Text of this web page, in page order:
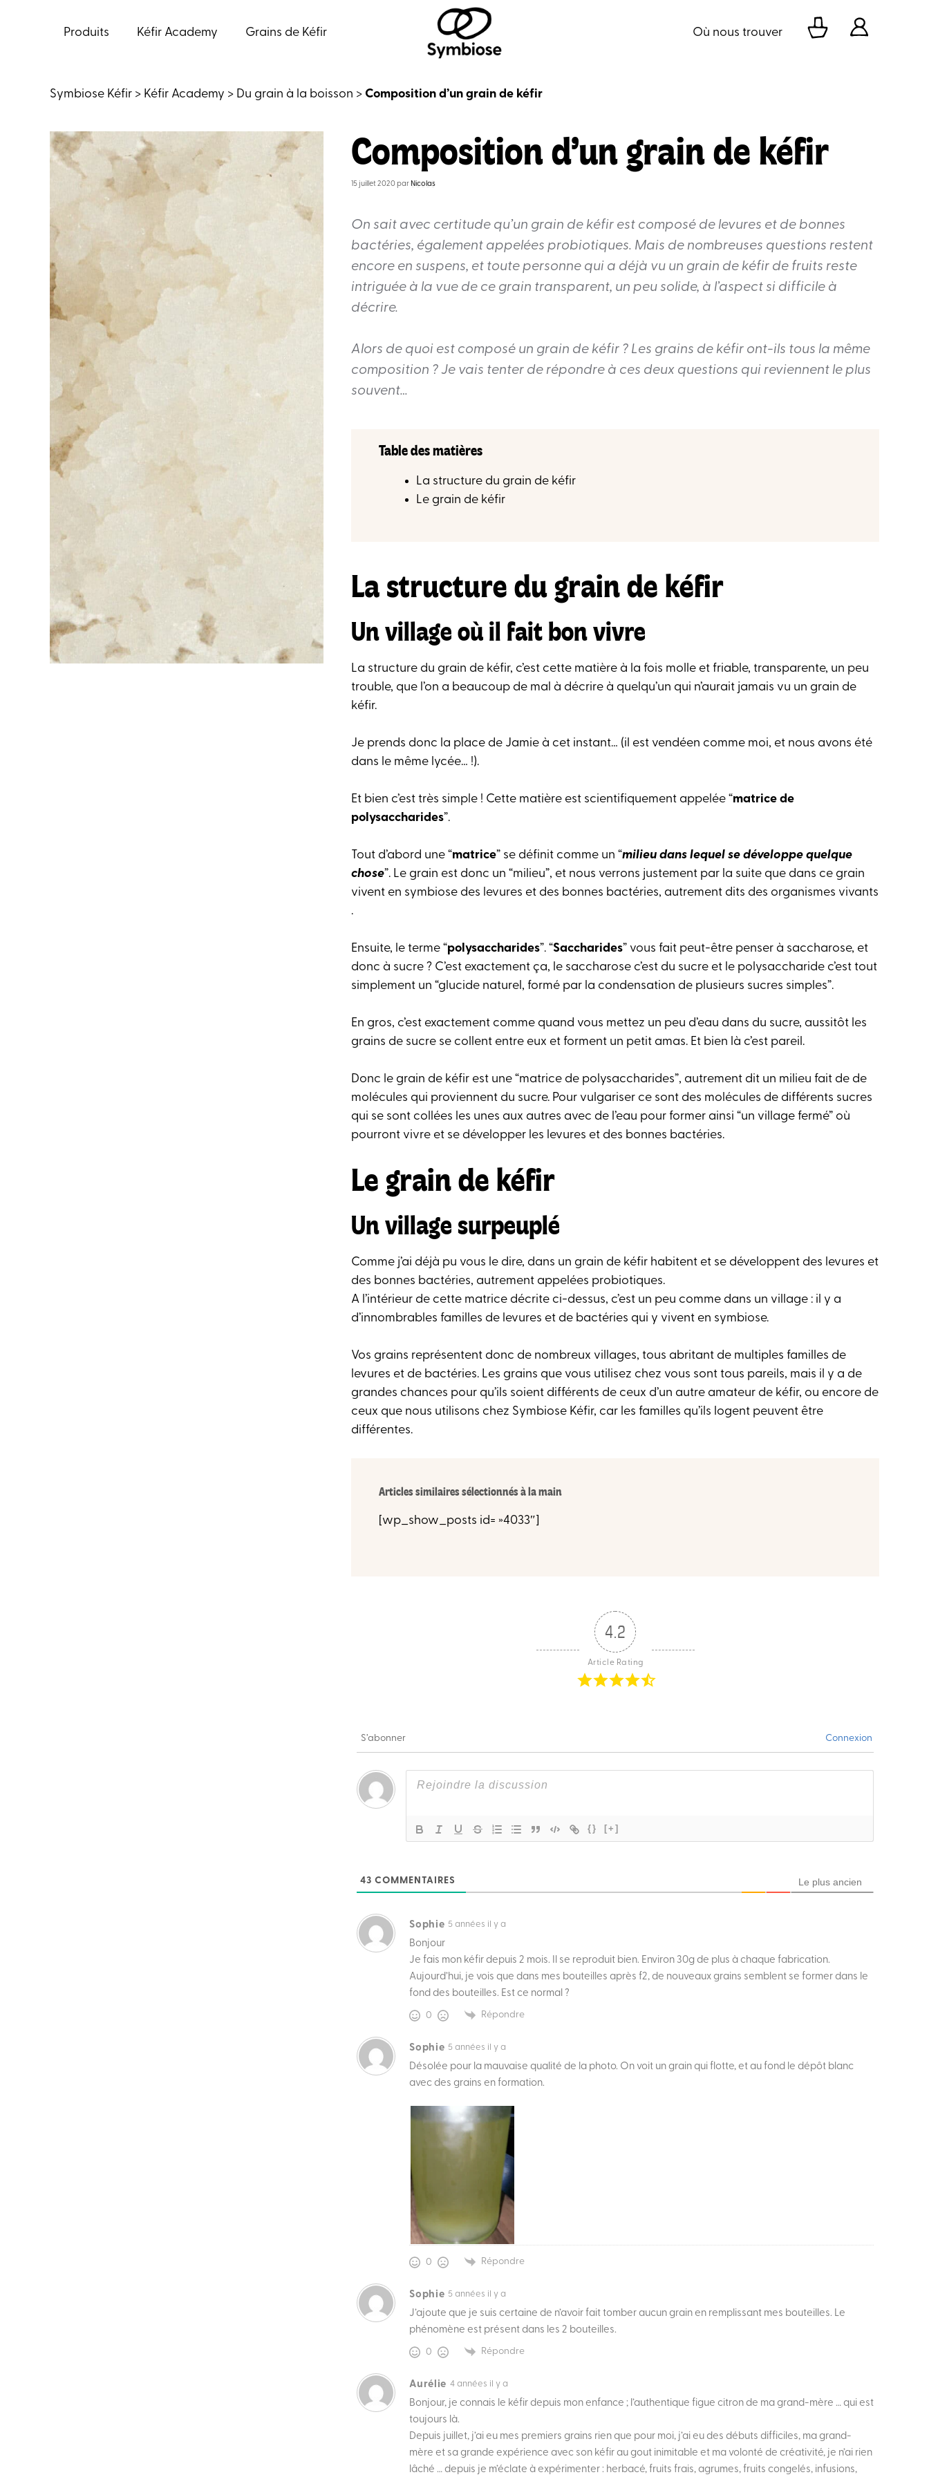
Produits Kéfir Academy Grains de Kéfir Où nous trouver
Symbiose Kéfir > Kéfir Academy > Du grain à la boisson > Composition d’un grain de kéfir
Composition d’un grain de kéfir
15 juillet 2020 par Nicolas
On sait avec certitude qu’un grain de kéfir est composé de levures et de bonnes
bactéries, également appelées probiotiques. Mais de nombreuses questions restent
encore en suspens, et toute personne qui a déjà vu un grain de kéfir de fruits reste
intriguée à la vue de ce grain transparent, un peu solide, à l’aspect si difficile à
décrire.
Alors de quoi est composé un grain de kéfir ? Les grains de kéfir ont-ils tous la même
composition ? Je vais tenter de répondre à ces deux questions qui reviennent le plus
souvent…
Table des matières
La structure du grain de kéfir
Le grain de kéfir
La structure du grain de kéfir
Un village où il fait bon vivre​
La structure du grain de kéfir, c’est cette matière à la fois molle et friable, transparente, un peu
trouble, que l’on a beaucoup de mal à décrire à quelqu’un qui n’aurait jamais vu un grain de
kéfir.
Je prends donc la place de Jamie à cet instant… (il est vendéen comme moi, et nous avons été
dans le même lycée… !).
Et bien c’est très simple ! Cette matière est scientifiquement appelée “matrice de
polysaccharides”.
Tout d’abord une “matrice” se définit comme un “milieu dans lequel se développe quelque
chose”. Le grain est donc un “milieu”, et nous verrons justement par la suite que dans ce grain
vivent en symbiose des levures et des bonnes bactéries, autrement dits des organismes vivants
.
Ensuite, le terme “polysaccharides”. “Saccharides” vous fait peut-être penser à saccharose, et
donc à sucre ? C’est exactement ça, le saccharose c’est du sucre et le polysaccharide c’est tout
simplement un “glucide naturel, formé par la condensation de plusieurs sucres simples”.
En gros, c’est exactement comme quand vous mettez un peu d’eau dans du sucre, aussitôt les
grains de sucre se collent entre eux et forment un petit amas. Et bien là c’est pareil.
Donc le grain de kéfir est une “matrice de polysaccharides”, autrement dit un milieu fait de de
molécules qui proviennent du sucre. Pour vulgariser ce sont des molécules de différents sucres
qui se sont collées les unes aux autres avec de l’eau pour former ainsi “un village fermé” où
pourront vivre et se développer les levures et des bonnes bactéries.
Le grain de kéfir
Un village surpeuplé
Comme j’ai déjà pu vous le dire, dans un grain de kéfir habitent et se développent des levures et
des bonnes bactéries, autrement appelées probiotiques.
A l’intérieur de cette matrice décrite ci-dessus, c’est un peu comme dans un village : il y a
d’innombrables familles de levures et de bactéries qui y vivent en symbiose.
Vos grains représentent donc de nombreux villages, tous abritant de multiples familles de
levures et de bactéries. Les grains que vous utilisez chez vous sont tous pareils, mais il y a de
grandes chances pour qu’ils soient différents de ceux d’un autre amateur de kéfir, ou encore de
ceux que nous utilisons chez Symbiose Kéfir, car les familles qu’ils logent peuvent être
différentes.
Articles similaires sélectionnés à la main
[wp_show_posts id= »4033″]
4.2
Article Rating
S’abonner Connexion
{} [+]
43 COMMENTAIRES Le plus ancien
Sophie 5 années il y a
Bonjour
Je fais mon kéfir depuis 2 mois. Il se reproduit bien. Environ 30g de plus à chaque fabrication.
Aujourd’hui, je vois que dans mes bouteilles après f2, de nouveaux grains semblent se former dans le
fond des bouteilles. Est ce normal ?
0 Répondre
Sophie 5 années il y a
Désolée pour la mauvaise qualité de la photo. On voit un grain qui flotte, et au fond le dépôt blanc
avec des grains en formation.
0 Répondre
Sophie 5 années il y a
J’ajoute que je suis certaine de n’avoir fait tomber aucun grain en remplissant mes bouteilles. Le
phénomène est présent dans les 2 bouteilles.
0 Répondre
Aurélie 4 années il y a
Bonjour, je connais le kéfir depuis mon enfance ; l’authentique figue citron de ma grand-mère … qui est
toujours là.
Depuis juillet, j’ai eu mes premiers grains rien que pour moi, j’ai eu des débuts difficiles, ma grand-
mère et sa grande expérience avec son kéfir au gout inimitable et ma volonté de créativité, je n’ai rien
lâché … depuis je m’éclate à expérimenter : herbacé, fruits frais, agrumes, fruits congelés, infusions,